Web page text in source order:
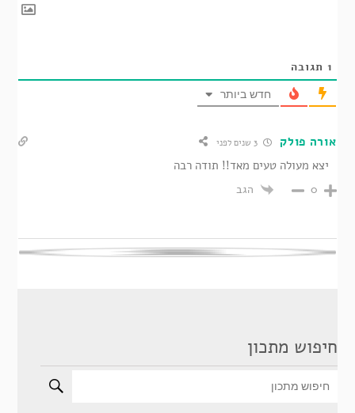
1 תגובה
חדש ביותר
אורה פולק
יצא מעולה טעים מאד!! תודה רבה
0 הגב
חיפוש מתכון